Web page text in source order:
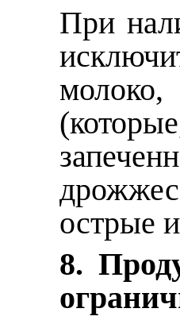
При
острые
8.